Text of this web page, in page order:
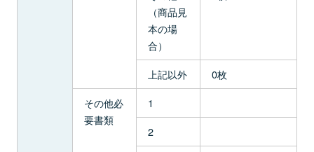
（商品見
本の場
合）
上記以外
0枚
その他必
要書類
1
2